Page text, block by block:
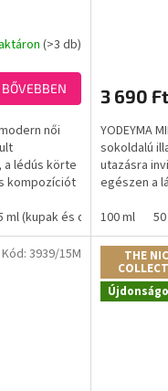
(>3 db)
BŐVEBBEN
női
a lédús körte
kompozíciót
ml (kupak és doboz nélkül)
értékelése
ből
3,8
csillag.
3 690
YODEYMA
sokoldalú
utazásra
egészen a
100 ml
Kód: 3939/15M THE